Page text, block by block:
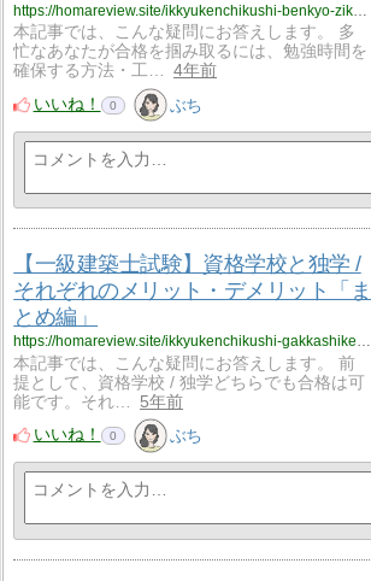
https://homareview.site/ikkyukenchikushi-benkyo-zikan-kakuho/
本記事では、こんな疑問にお答えします。 多
忙なあなたが合格を掴み取るには、勉強時間を
確保する方法・工…
4年前
いいね！
0 ぶち
【一級建築士試験】資格学校と独学 /
それぞれのメリット・デメリット「ま
とめ編」
https://homareview.site/ikkyukenchikushi-gakkashiken-shikakugakko-dokugaku-merit-demerit/
本記事では、こんな疑問にお答えします。 前
提として、資格学校 / 独学どちらでも合格は可
能です。それ…
5年前
いいね！
0 ぶち